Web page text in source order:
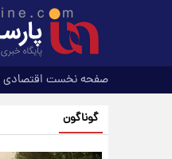
صفحه نخست اقتصادی
گوناگون